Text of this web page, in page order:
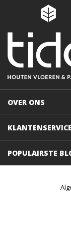
OVER ONS
KLANTENSERVICE
POPULAIRSTE